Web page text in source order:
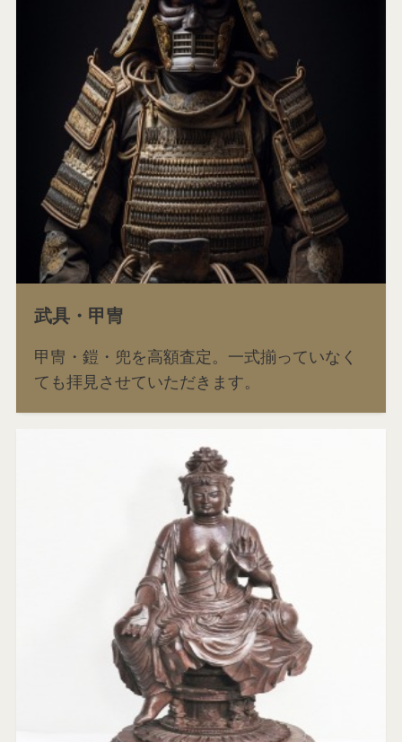
武具・甲冑
甲冑・鎧・兜を高額査定。一式揃っていなく
ても拝見させていただきます。